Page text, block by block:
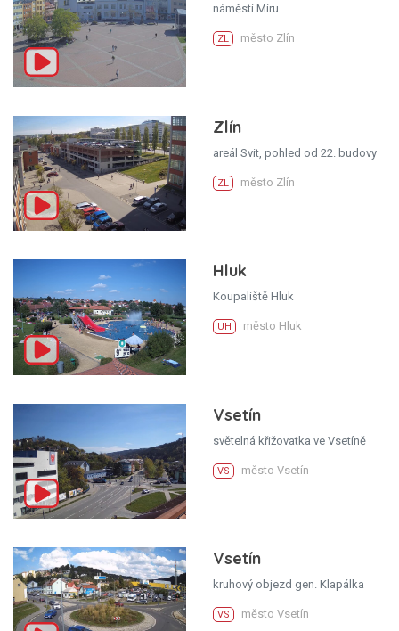
náměstí Míru
ZL město Zlín
Zlín
areál Svit, pohled od 22. budovy
ZL město Zlín
Hluk
Koupaliště Hluk
UH město Hluk
Vsetín
světelná křižovatka ve Vsetíně
VS město Vsetín
Vsetín
kruhový objezd gen. Klapálka
VS město Vsetín